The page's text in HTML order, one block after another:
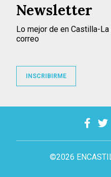
©2026
Newsletter
Lo mejor de en Castilla-
correo
INSCRIBIRME